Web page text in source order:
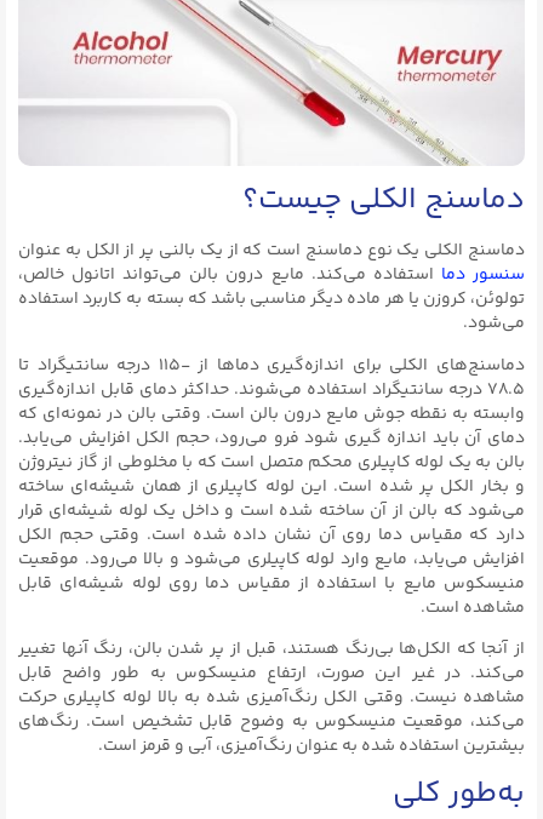
دماسنج الکلی چیست؟
دماسنج الکلی یک نوع دماسنج است که از یک بالنی پر از الکل به عنوان
سنسور دما استفاده می‌کند. مایع درون بالن می‌تواند اتانول خالص،
تولوئن، کروزن یا هر ماده دیگر مناسبی باشد که بسته به کاربرد استفاده
می‌شود.
دماسنج‌های الکلی برای اندازه‌گیری دماها از -۱۱۵ درجه سانتیگراد تا
۷۸.۵ درجه سانتیگراد استفاده می‌شوند. حداکثر دمای قابل اندازه‌گیری
وابسته به نقطه جوش مایع درون بالن است. وقتی بالن در نمونه‌ای که
دمای آن باید اندازه گیری شود فرو می‌رود، حجم الکل افزایش می‌یابد.
بالن به یک لوله کاپیلری محکم متصل است که با مخلوطی از گاز نیتروژن
و بخار الکل پر شده است. این لوله کاپیلری از همان شیشه‌ای ساخته
می‌شود که بالن از آن ساخته شده است و داخل یک لوله شیشه‌ای قرار
دارد که مقیاس دما روی آن نشان داده شده است. وقتی حجم الکل
افزایش می‌یابد، مایع وارد لوله کاپیلری می‌شود و بالا می‌رود. موقعیت
منیسکوس مایع با استفاده از مقیاس دما روی لوله شیشه‌ای قابل
مشاهده است.
از آنجا که الکل‌ها بی‌رنگ هستند، قبل از پر شدن بالن، رنگ آنها تغییر
می‌کند. در غیر این صورت، ارتفاع منیسکوس به طور واضح قابل
مشاهده نیست. وقتی الکل رنگ‌آمیزی شده به بالا لوله کاپیلری حرکت
می‌کند، موقعیت منیسکوس به وضوح قابل تشخیص است. رنگ‌های
بیشترین استفاده شده به عنوان رنگ‌آمیزی، آبی و قرمز است.
به‌طور کلی